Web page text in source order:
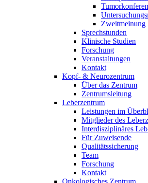
Zweitmeinung
Sprechstunden
Klinische Studien
Forschung
Veranstaltungen
Kontakt
Kopf- & Neurozentrum
Über das Zentrum
Zentrumsleitung
Leberzentrum
Leistungen im
Mitglieder des
Interdisziplinäres
Für Zuweisende
Qualitätssicherung
Team
Forschung
Kontakt
Onkologisches Zentrum